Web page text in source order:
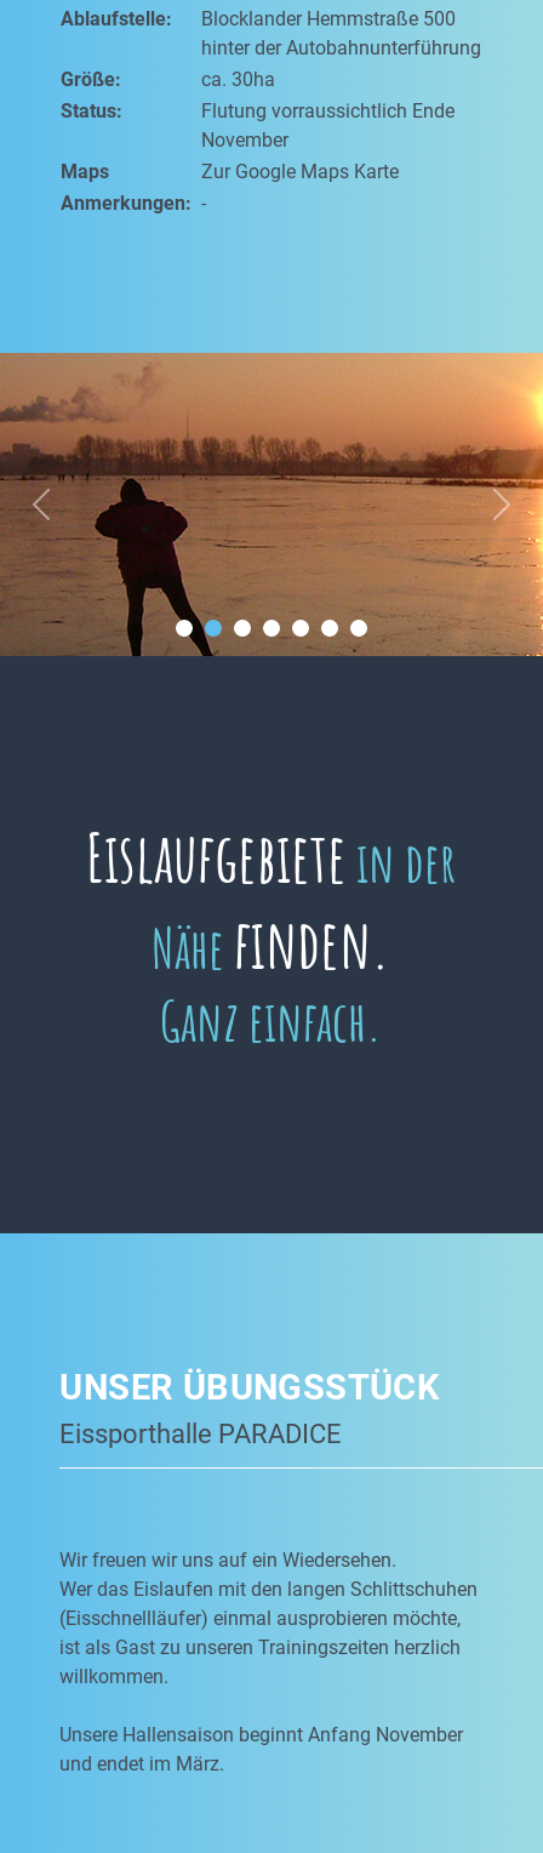
Previous Next
Ablaufstelle:
Blocklander Hemmstraße 500
hinter der Autobahnunterführung
Größe:
ca. 30ha
Status:
Flutung vorraussichtlich Ende
November
Maps
Zur Google Maps Karte
Anmerkungen: -
Eislaufgebiete in der
Nähe finden.
Ganz einfach.
UNSER ÜBUNGSSTÜCK
Eissporthalle PARADICE
Wir freuen wir uns auf ein Wiedersehen.
Wer das Eislaufen mit den langen Schlittschuhen
(Eisschnellläufer) einmal ausprobieren möchte,
ist als Gast zu unseren Trainingszeiten herzlich
willkommen.
Unsere Hallensaison beginnt Anfang November
und endet im März.